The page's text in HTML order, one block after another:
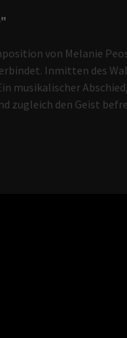
von Melanie
Inmitten des
musikalischer
zugleich den Geist